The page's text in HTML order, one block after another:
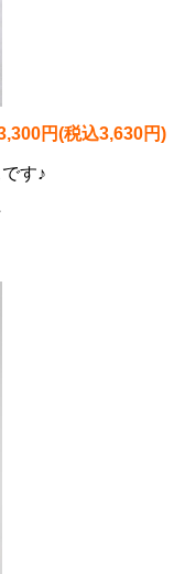
円(税込3,630円)
す♪